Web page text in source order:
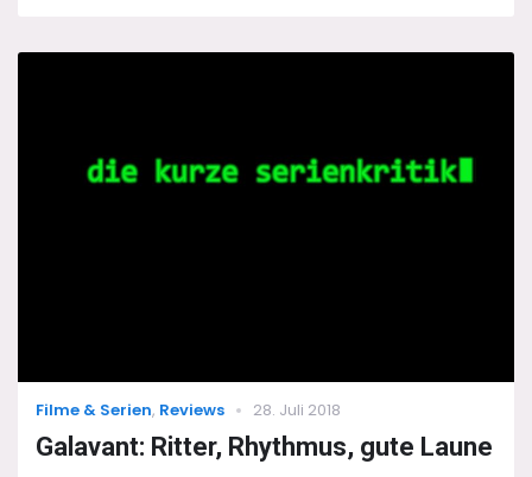
Wie
Categories
Filme & Serien, Reviews
Posted
28. Juli 2018
Galavant: Ritter, Rhythmus, gute Laune